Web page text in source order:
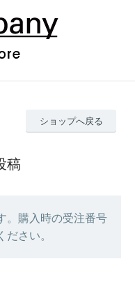
ショップへ戻る
稿
。購入時の受注番号
ださい。